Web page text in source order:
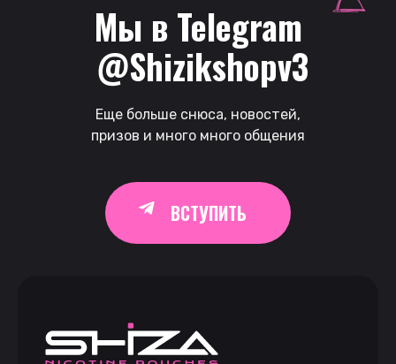
Мы в Telegram
@Shizikshopv3
Еще больше снюса, новостей,
призов и много много общения
ВСТУПИТЬ